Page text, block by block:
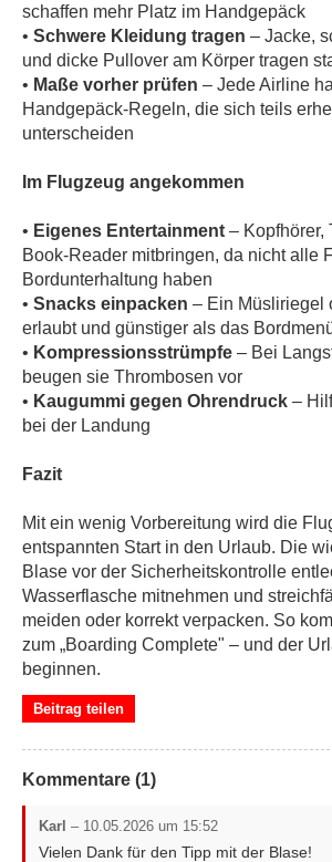
schaffen mehr Platz im Handgepäck
• Schwere Kleidung tragen – Jacke,
und dicke Pullover am Körper tragen
• Maße vorher prüfen – Jede Airline
Handgepäck-Regeln, die sich teils
unterscheiden
Im Flugzeug angekommen
• Eigenes Entertainment – Kopfhörer,
Book-Reader mitbringen, da nicht alle
Bordunterhaltung haben
• Snacks einpacken – Ein Müsliriegel
erlaubt und günstiger als das
• Kompressionsstrümpfe – Bei
beugen sie Thrombosen vor
• Kaugummi gegen Ohrendruck –
bei der Landung
Fazit
Mit ein wenig Vorbereitung wird die
entspannten Start in den Urlaub. Die
Blase vor der Sicherheitskontrolle
Wasserflasche mitnehmen und
meiden oder korrekt verpacken. So
zum „Boarding Complete" – und der
beginnen.
Beitrag teilen
Kommentare (1)
Karl – 10.05.2026 um 15:52
Vielen Dank für den Tipp mit der Blase!